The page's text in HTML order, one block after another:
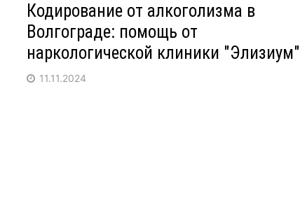
Кодирование от алкоголизма в
Волгограде: помощь от
наркологической клиники "Элизиум"
11.11.2024